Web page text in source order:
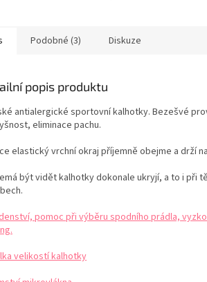
odvod potu i
Podobné (3) Diskuze
popis produktu
antialergické sportovní kalhotky. Bezešvé
eliminace pachu.
elastický vrchní okraj příjemně obejme a drží
být vidět kalhotky dokonale ukryjí, a to i při
pomoc při výběru spodního prádla,
velikostí kalhotky